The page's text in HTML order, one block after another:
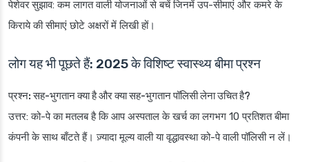
पेशेवर सुझाव: कम लागत वाली योजनाओं से बचें जिनमें उप-सीमाएं और कमरे के
किराये की सीमाएं छोटे अक्षरों में लिखी हों।
लोग यह भी पूछते हैं: 2025 के विशिष्ट स्वास्थ्य बीमा प्रश्न
प्रश्न: सह-भुगतान क्या है और क्या सह-भुगतान पॉलिसी लेना उचित है?
उत्तर: को-पे का मतलब है कि आप अस्पताल के खर्च का लगभग 10 प्रतिशत बीमा
कंपनी के साथ बाँटते हैं। ज़्यादा मूल्य वाली या वृद्धावस्था को-पे वाली पॉलिसी न लें।